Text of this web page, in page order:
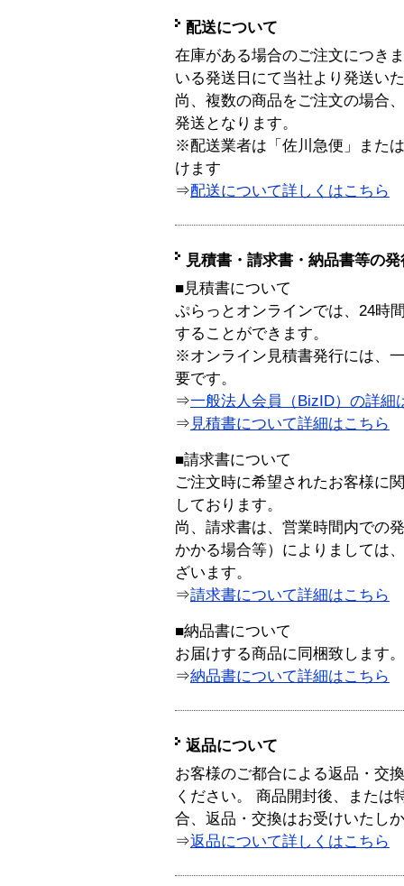
配送について
在庫がある場合のご注文につき
いる発送日にて当社より発送い
尚、複数の商品をご注文の場合
発送となります。
※配送業者は「佐川急便」また
けます
⇒配送について詳しくはこちら
見積書・請求書・納品書等の
■見積書について
ぷらっとオンラインでは、24時
することができます。
※オンライン見積書発行には、
要です。
⇒一般法人会員（BizID）の詳細
⇒ 見積書について詳細はこちら
■請求書について
ご注文時に希望されたお客様に
しております。
尚、請求書は、営業時間内での
かかる場合等）によりましては
ざいます。
⇒請求書について詳細はこちら
■納品書について
お届けする商品に同梱致します。
⇒納品書について詳細はこちら
返品について
お客様のご都合による返品・交
ください。 商品開封後、または
合、返品・交換はお受けいたし
⇒返品について詳しくはこちら